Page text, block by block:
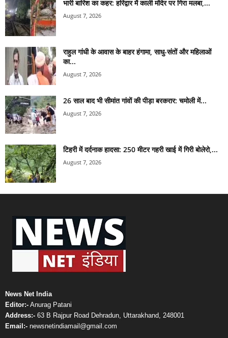
भारी बारिश का कहर: हरिद्वार में काली मंदिर पर गिरा मलबा,...
August 7, 2026
राहुल गांधी के आवास के बाहर हंगामा, साधु-संतों और महिलाओं
का...
August 7, 2026
26 साल बाद भी सीमांत गांवों की पीड़ा बरकरार: चमोली में...
August 7, 2026
टिहरी में दर्दनाक हादसा: 250 मीटर गहरी खाई में गिरी बोलेरो,...
August 7, 2026
News Net India
Editor:- Anurag Patani
Address:- 63 B Rajpur Road Dehradun, Uttarakhand, 248001
Email:- newsnetindiamail@gmail.com